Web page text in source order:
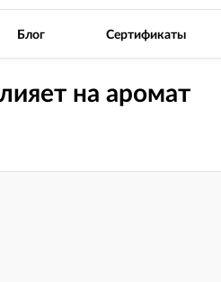
Блог Сертификаты
на аромат